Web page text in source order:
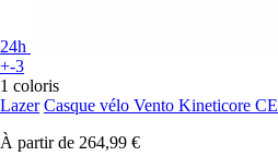
24h
+-3
1 coloris
Lazer Casque vélo Vento Kineticore CE
À partir de 264,99 €